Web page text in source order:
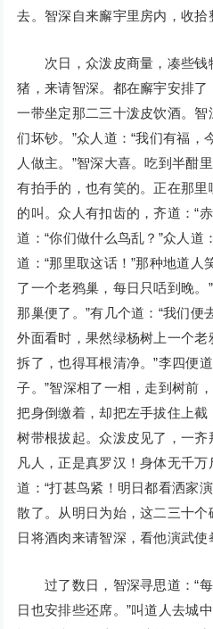
去。智深自来廨宇里房内，收拾
次日，众泼皮商量，凑些钱
猪，来请智深。都在廨宇安排
一带坐定那二三十泼皮饮酒。智
们坏钞。”众人道：“我们有福，
人做主。”智深大喜。吃到半酣
有拍手的，也有笑的。正在那
的叫。众人有扣齿的，齐道：“
道：“你们做什么鸟乱？”众人道
道：“那里取这话！”那种地道人
了一个老鸦巢，每日只咶到晚。
那巢便了。”有几个道：“我们便
外面看时，果然绿杨树上一个老
拆了，也得耳根清净。”李四便
子。”智深相了一相，走到树前
把身倒缴着，却把左手拔住上
树带根拔起。众泼皮见了，一齐
凡人，正是真罗汉！身体无千
道：“打甚鸟紧！明日都看洒家
散了。从明日为始，这二三十
日将酒肉来请智深，看他演武使
过了数日，智深寻思道：“每
日也安排些还席。”叫道人去城